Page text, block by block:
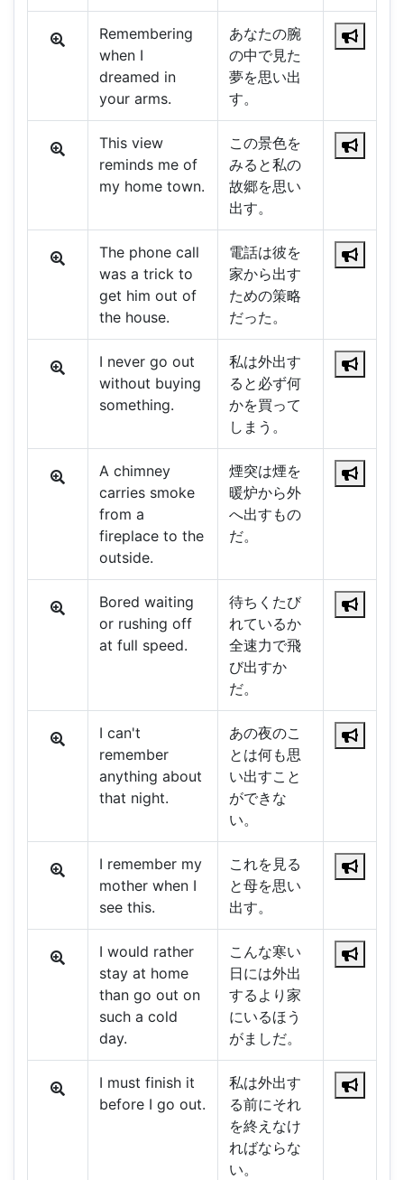
Remembering
when I
dreamed in
your arms.
あなたの腕
の中で見た
夢を思い出
す。
This view
reminds me of
my home town.
この景色を
みると私の
故郷を思い
出す。
The phone call
was a trick to
get him out of
the house.
電話は彼を
家から出す
ための策略
だった。
I never go out
without buying
something.
私は外出す
ると必ず何
かを買って
しまう。
A chimney
carries smoke
from a
fireplace to the
outside.
煙突は煙を
暖炉から外
へ出すもの
だ。
Bored waiting
or rushing off
at full speed.
待ちくたび
れているか
全速力で飛
び出すか
だ。
I can't
remember
anything about
that night.
あの夜のこ
とは何も思
い出すこと
ができな
い。
I remember my
mother when I
see this.
これを見る
と母を思い
出す。
I would rather
stay at home
than go out on
such a cold
day.
こんな寒い
日には外出
するより家
にいるほう
がましだ。
I must finish it
before I go out.
私は外出す
る前にそれ
を終えなけ
ればならな
い。